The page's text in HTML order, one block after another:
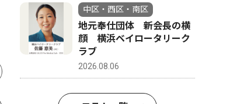
「ゆず色」のオシロイバナ
ファン通じ、横浜から全国へ
顔 横浜
ブ
中区・西区・南区
地元奉仕団体 新会長の横
顔 横浜ベイロータリーク
ラブ
2026.08.06